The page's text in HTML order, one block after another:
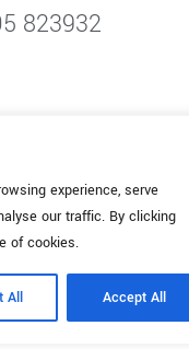
experience, serve
our traffic. By clicking
of cookies.
All Accept All
823932
All Rights Reserved. Made with